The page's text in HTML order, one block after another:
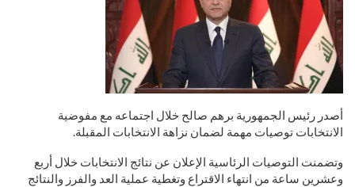
أصدر رئيس الجمهورية برهم صالح خلال اجتماعه مع مفوضية
الانتخابات توصيات مهمة لضمان نزاهة الانتخابات المقبلة.
وتضمنت التوصيات الرئاسية الإعلان عن نتائج الانتخابات خلال أربع
وعشرين ساعة من انتهاء الاقتراع وتغطية عملية العد والفرز والنتائج